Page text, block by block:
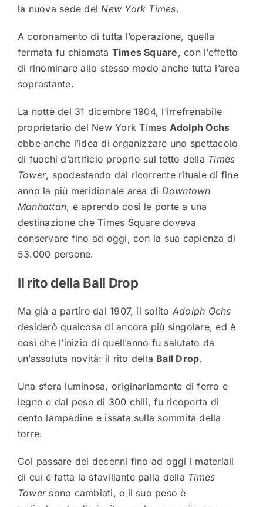
la nuova sede delNew York Times.
A coronamento di tutta l’operazione, quella
fermata fu chiamata Times Square, con l’effetto
di rinominare allo stesso modo anche tutta l’area
soprastante.
La notte del 31 dicembre 1904, l’irrefrenabile
proprietario del New York Times Adolph Ochs
ebbe anche l’idea di organizzare uno spettacolo
di fuochi d’artificio proprio sul tetto della Times
Tower, spodestando dal ricorrente rituale di fine
anno la più meridionale area di Downtown
Manhattan, e aprendo così le porte a una
destinazione che Times Square doveva
conservare fino ad oggi, con la sua capienza di
53.000 persone.
Il rito della Ball Drop
Ma già a partire dal 1907, il solito Adolph Ochs
desiderò qualcosa di ancora più singolare, ed è
così che l’inizio di quell’anno fu salutato da
un’assoluta novità: il rito della Ball Drop.
Una sfera luminosa, originariamente di ferro e
legno e dal peso di 300 chili, fu ricoperta di
cento lampadine e issata sulla sommità della
torre.
Col passare dei decenni fino ad oggi i materiali
di cui è fatta la sfavillante palla della Times
Towersono cambiati, e il suo peso è